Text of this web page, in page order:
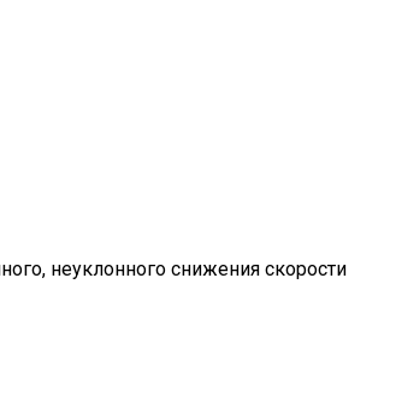
неуклонного снижения скорости